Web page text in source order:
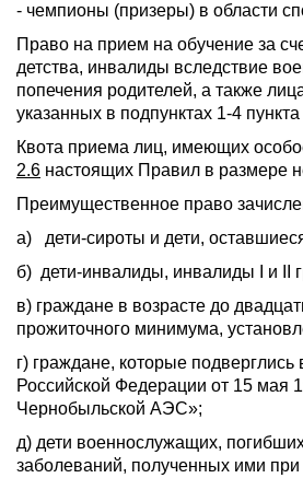
- чемпионы (призеры) в области
Право на прием на обучение за
детства, инвалиды вследствие
попечения родителей, а также
указанных в подпунктах 1-4
Квота приема лиц, имеющих
2.6 настоящих Правил в размере
Преимущественное право
а) дети-сироты и дети,
б) дети-инвалиды, инвалиды I и II
в) граждане в возрасте до
прожиточного минимума,
г) граждане, которые
Российской Федерации от 15 мая
Чернобыльской АЭС»;
д) дети военнослужащих,
заболеваний, полученных ими